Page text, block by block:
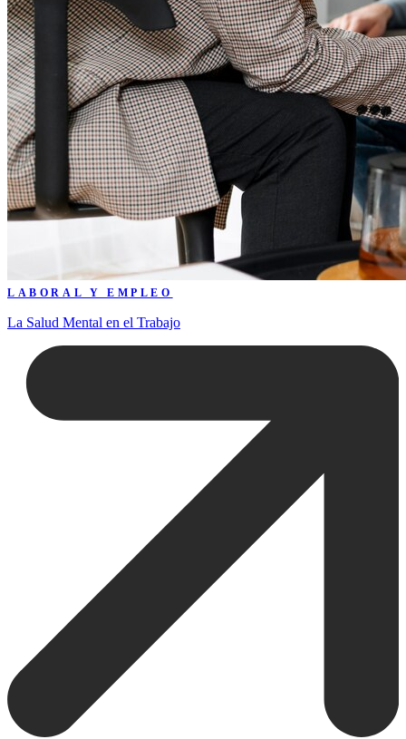
LABORAL Y EMPLEO
La Salud Mental en el Trabajo